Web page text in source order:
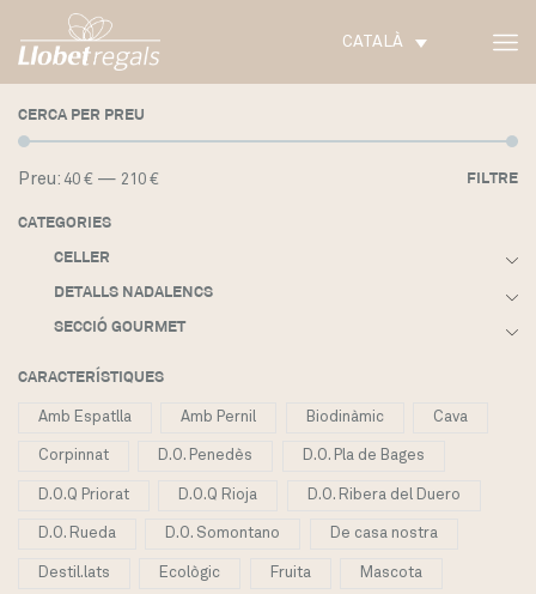
CATALÀ
CERCA PER PREU
FILTRE
Preu: 40 € — 210 €
CATEGORIES
CELLER
DETALLS NADALENCS
SECCIÓ GOURMET
CARACTERÍSTIQUES
Amb Espatlla Amb Pernil Biodinàmic Cava
Corpinnat D.O. Penedès D.O. Pla de Bages
D.O.Q Priorat D.O.Q Rioja D.O. Ribera del Duero
D.O. Rueda D.O. Somontano De casa nostra
Destil.lats Ecològic Fruita Mascota